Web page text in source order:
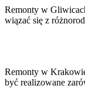
Remonty w
wiązać się z
Remonty w
być realizowane